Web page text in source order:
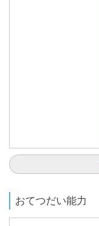
おてつだい能力